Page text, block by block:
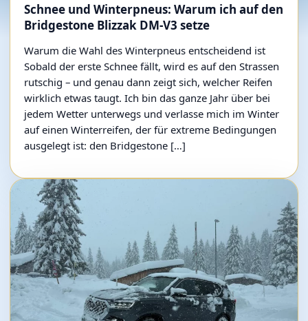
Schnee und Winterpneus: Warum ich auf den
Bridgestone Blizzak DM-V3 setze
Warum die Wahl des Winterpneus entscheidend ist
Sobald der erste Schnee fällt, wird es auf den Strassen
rutschig – und genau dann zeigt sich, welcher Reifen
wirklich etwas taugt. Ich bin das ganze Jahr über bei
jedem Wetter unterwegs und verlasse mich im Winter
auf einen Winterreifen, der für extreme Bedingungen
ausgelegt ist: den Bridgestone […]